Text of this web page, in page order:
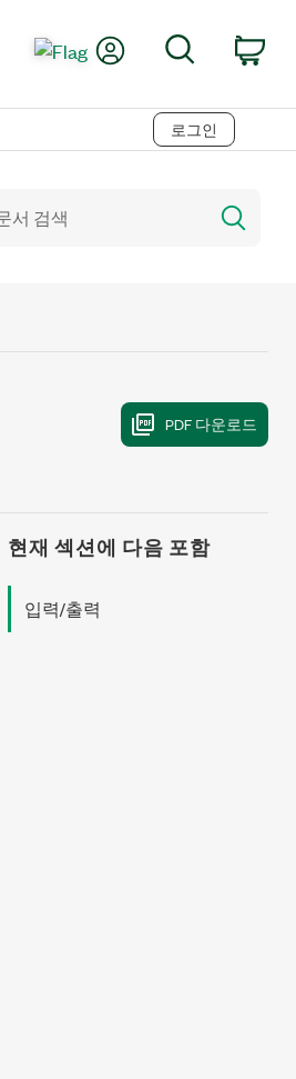
My AccountSearch
로그인
현재 섹션에 다음 포함
입력/출력